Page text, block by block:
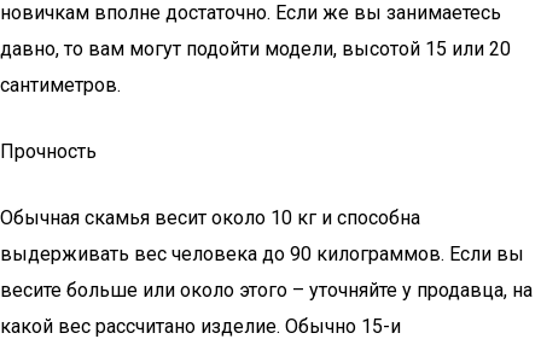
новичкам вполне достаточно. Если же вы занимаетесь
давно, то вам могут подойти модели, высотой 15 или 20
сантиметров.
Прочность
Обычная скамья весит около 10 кг и способна
выдерживать вес человека до 90 килограммов. Если вы
весите больше или около этого – уточняйте у продавца, на
какой вес рассчитано изделие. Обычно 15-и